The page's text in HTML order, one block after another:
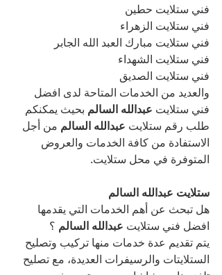
فني ستلايت حطين
فني ستلايت الزهراء
فني ستلايت مبارك العبد الله الجابر
فني ستلايت الشهداء
فني ستلايت الصديق
والعديد من الخدمات المتاحة لدى افضل
فني ستلايت عبدالله السالم بحيث يمكنكم
طلب رقم ستلايت عبدالله السالم من أجل
الاستفادة من كافة الخدمات والعروض
المتوفرة في محل ستلايت.
ستلايت عبدالله السالم
هل تبحث عن أهم الخدمات التي يقدمها
افضل فني ستلايت عبدالله السالم ؟
يتم تقديم عدة خدمات منها تركيب وتصليح
الستلايتات والرسيفرات العديدة، مع تصليح